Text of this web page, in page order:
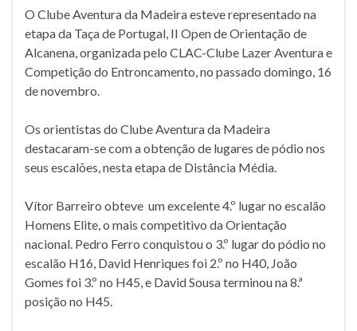
O Clube Aventura da Madeira esteve representado na
etapa da Taça de Portugal, II Open de Orientação de
Alcanena, organizada pelo CLAC-Clube Lazer Aventura e
Competição do Entroncamento, no passado domingo, 16
de novembro.
Os orientistas do Clube Aventura da Madeira
destacaram-se com a obtenção de lugares de pódio nos
seus escalões, nesta etapa de Distância Média.
Vítor Barreiro obteve um excelente 4.º lugar no escalão
Homens Elite, o mais competitivo da Orientação
nacional. Pedro Ferro conquistou o 3.º lugar do pódio no
escalão H16, David Henriques foi 2.º no H40, João
Gomes foi 3.º no H45, e David Sousa terminou na 8.ª
posição no H45.